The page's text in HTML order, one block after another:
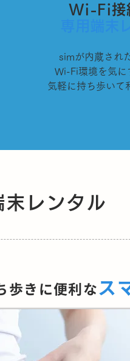
Wi-Fi接
simが内蔵され
Wi-Fi環境を気に
気軽に持ち歩いて
レンタル
歩きに便利なス